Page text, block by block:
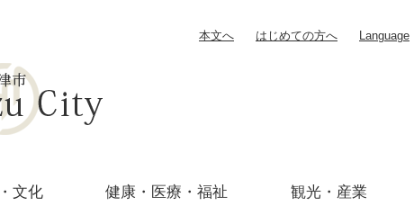
本文へ はじめての方へ Language
文化 健康・医療・ 福祉 観光・産業